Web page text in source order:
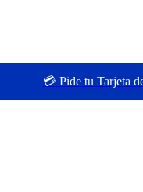
💳 Pide tu Tarjeta